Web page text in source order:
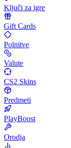
Ključi za igre
Gift Cards
Polnitve
Valute
CS2 Skins
Predmeti
PlayBoost
Orodja